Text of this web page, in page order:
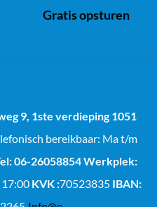
Gratis opsturen
9, 1ste verdieping 1051
bereikbaar: Ma t/m
06-26058854Werkplek:
KVK :70523835 IBAN: